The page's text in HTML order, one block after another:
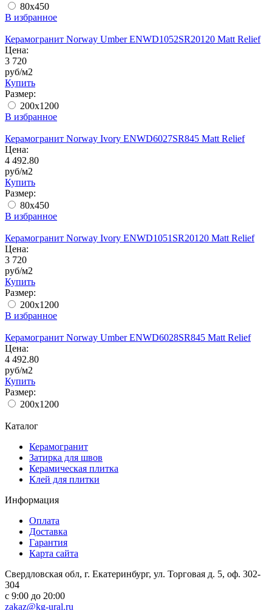
80х450
В избранное
Керамогранит Norway Umber ENWD1052SR20120 Matt Relief
Цена:
3 720
руб/м2
Купить
Размер:
200x1200
В избранное
Керамогранит Norway Ivory ENWD6027SR845 Matt Relief
Цена:
4 492.80
руб/м2
Купить
Размер:
80х450
В избранное
Керамогранит Norway Ivory ENWD1051SR20120 Matt Relief
Цена:
3 720
руб/м2
Купить
Размер:
200x1200
В избранное
Керамогранит Norway Umber ENWD6028SR845 Matt Relief
Цена:
4 492.80
руб/м2
Купить
Размер:
200x1200
Каталог
Керамогранит
Затирка для швов
Керамическая плитка
Клей для плитки
Информация
Оплата
Доставка
Гарантия
Карта сайта
Свердловская обл, г. Екатеринбург, ул. Торговая д. 5, оф. 302-
304
c 9:00 до 20:00
zakaz@kg-ural.ru